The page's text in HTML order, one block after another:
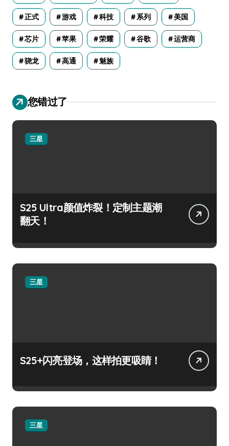
正式 游戏 科技 系列 美国
芯片 苹果 荣耀 谷歌 运营商
骁龙 高通 魅族
您错过了
三星
S25 Ultra颜值炸裂！定制主题潮
翻天！
三星
S25+闪亮登场，这样拍更吸睛！
三星